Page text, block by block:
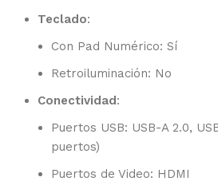
Teclado:
Con Pad Numérico: Sí
Retroiluminación: No
Conectividad:
Puertos USB: USB-A 2.0,
puertos)
Puertos de Video: HDMI